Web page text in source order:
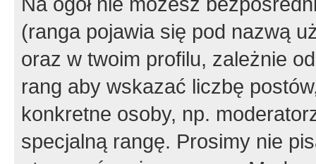
(ranga pojawia się pod nazwą
oraz w twoim profilu, zależnie
rang aby wskazać liczbę
konkretne osoby, np.
specjalną rangę. Prosimy nie